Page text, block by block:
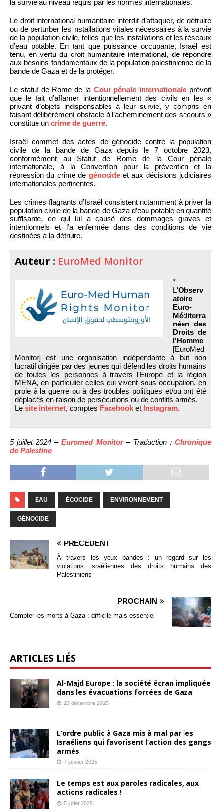
la survie au niveau requis par les normes internationales.
Le droit international humanitaire interdit d’attaquer, de détruire
ou de perturber les installations vitales nécessaires à la survie
de la population civile, telles que les installations et les réseaux
d’eau potable. En tant que puissance occupante, Israël est
tenu, en vertu du droit humanitaire international, de répondre
aux besoins fondamentaux de la population palestinienne de la
bande de Gaza et de la protéger.
Le statut de Rome de la Cour pénale internationale prévoit
que le fait d’affamer intentionnellement des civils en les «
privant d’objets indispensables à leur survie, y compris en
faisant délibérément obstacle à l’acheminement des secours »
constitue un crime de guerre.
Israël commet des actes de génocide contre la population
civile de la bande de Gaza depuis le 7 octobre 2023,
conformément au Statut de Rome de la Cour pénale
internationale, à la Convention pour la prévention et la
répression du crime de génocideet aux décisions judiciaires
internationales pertinentes.
Les crimes flagrants d’Israël consistent notamment à priver la
population civile de la bande de Gaza d’eau potable en quantité
suffisante, ce qui lui a causé des dommages graves et
intentionnels et l’a enfermée dans des conditions de vie
destinées à la détruire.
Auteur : EuroMed Monitor
*
L'Observ
atoire
Euro-
Méditerra
néen des
Droits de
l'Homme
[EuroMed
Monitor] est une organisation indépendante à but non
lucratif dirigée par des jeunes qui défend les droits humains
de toutes les personnes à travers l'Europe et la région
MENA, en particulier celles qui vivent sous occupation, en
proie à la guerre ou à des troubles politiques et/ou ont été
déplacés en raison de persécutions ou de conflits armés.
Le site internet, comptes Facebook et Instagram.
5 juillet 2024 –Euromed Monitor– Traduction :Chronique
de Palestine
EAU ÉCOCIDE ENVIRONNEMENT
GÉNOCIDE
PRÉCÉDENT
À travers les yeux bandés : un regard sur les
violations israéliennes des droits humains des
Palestiniens
PROCHAIN
Compter les morts à Gaza : difficile mais essentiel
ARTICLES LIÉS
Al-Majd Europe : la société écran impliquée
dans les évacuations forcées de Gaza
23 décembre 2025
L’ordre public à Gaza mis à mal par les
Israéliens qui favorisent l’action des gangs
armés
7 janvier 2025
Le temps est aux paroles radicales, aux
actions radicales !
5 juillet 2025